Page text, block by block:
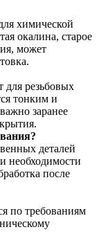
химической
окалина, старое
может
для резьбовых
тонким и
заранее
деталей
необходимости
после
по требованиям